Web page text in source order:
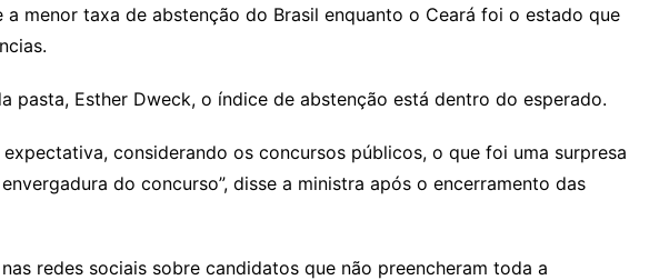
a menor taxa de abstenção do Brasil enquanto o Ceará foi o estado que
pasta, Esther Dweck, o índice de abstenção está dentro do esperado.
expectativa, considerando os concursos públicos, o que foi uma surpresa
do concurso”, disse a ministra após o encerramento das
redes sociais sobre candidatos que não preencheram toda a